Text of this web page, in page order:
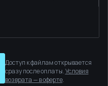
Доступ к файлам открывается
сразу после оплаты.Условия
возврата — в оферте.